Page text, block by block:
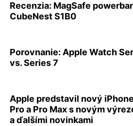
Recenzia: MagSafe
CubeNest S1B0
Porovnanie: Apple Watch
vs. Series 7
Apple predstavil nový
Pro a Pro Max s novým
a ďalšími novinkami